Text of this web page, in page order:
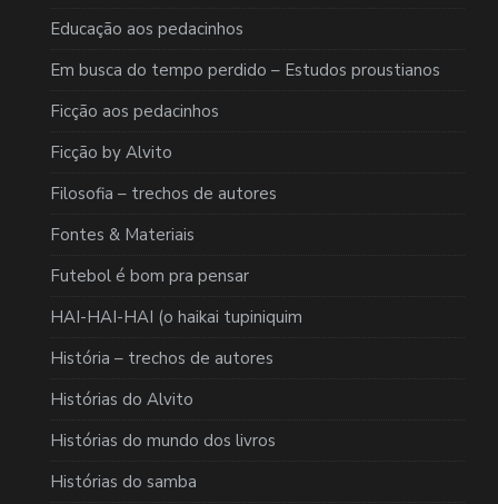
Educação aos pedacinhos
Em busca do tempo perdido – Estudos proustianos
Ficção aos pedacinhos
Ficção by Alvito
Filosofia – trechos de autores
Fontes & Materiais
Futebol é bom pra pensar
HAI-HAI-HAI (o haikai tupiniquim
História – trechos de autores
Histórias do Alvito
Histórias do mundo dos livros
Histórias do samba